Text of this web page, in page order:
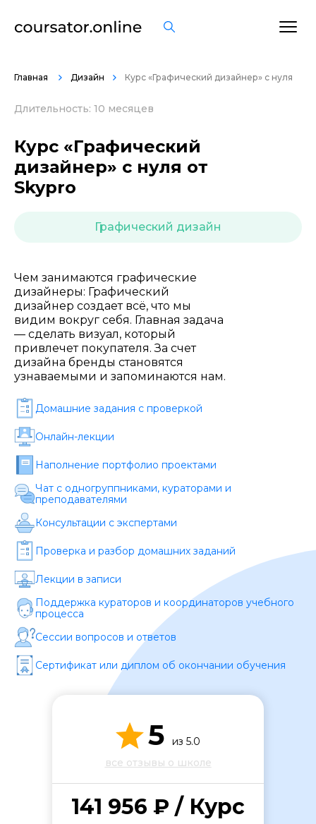
Главная Дизайн Курс «Графический дизайнер» с нуля
Длительность: 10 месяцев
Курс «Графический
дизайнер» с нуля от
Skypro
Графический дизайн
Чем занимаются графические
дизайнеры: Графический
дизайнер создает всё, что мы
видим вокруг себя. Главная задача
— сделать визуал, который
привлечет покупателя. За счет
дизайна бренды становятся
узнаваемыми и запоминаются нам.
Домашние задания c проверкой
Онлайн-лекции
Наполнение портфолио проектами
Чат с одногруппниками, кураторами и
преподавателями
Консультации с экспертами
Проверка и разбор домашних заданий
Лекции в записи
Поддержка кураторов и координаторов учебного
процесса
Сессии вопросов и ответов
Сертификат или диплом об окончании обучения
5
из 5.0
все отзывы о школе
141 956 ₽ / Курс
Стоимость *
Подача материала *
Уровень организации *
ОСТАВИТЬ ОТЗЫВ